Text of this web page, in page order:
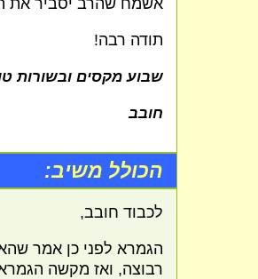
אשמח שהרב יסביר את
תודה רבה!
שבוע מקסים ובשורות
חובב
הכולל משיב:
לכבוד חובב,
הגמרא לפני כן אמר
רבוצה, ואז מקשה